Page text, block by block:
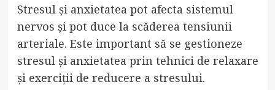
Stresul și anxietatea pot afecta sistemul
nervos și pot duce la scăderea tensiunii
arteriale. Este important să se gestioneze
stresul și anxietatea prin tehnici de relaxare
și exerciții de reducere a stresului.